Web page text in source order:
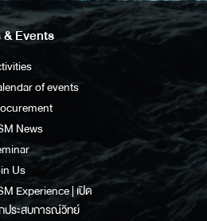
Events
of events
News
Us
Experience | เปิด
ประสบการณ์วิทย์